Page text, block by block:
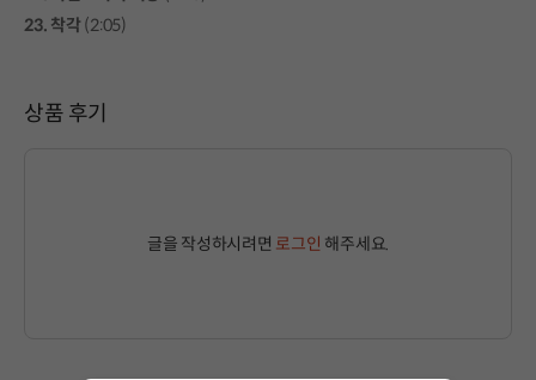
23. 착각(2:05)
상품 후기
글을 작성하시려면 로그인 해주세요.